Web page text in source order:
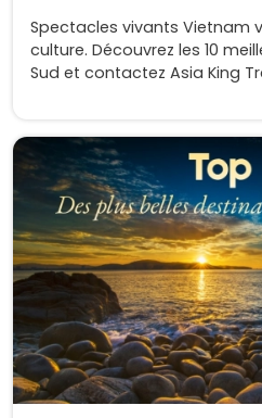
Spectacles vivants Vietnam
culture. Découvrez les 10
Sud et contactez Asia King